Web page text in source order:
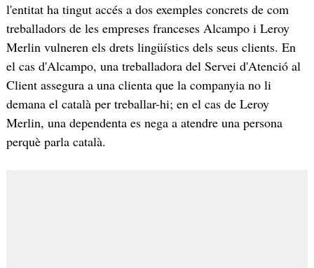
l'entitat ha tingut accés a dos exemples concrets de com
treballadors de les empreses franceses Alcampo i Leroy
Merlin vulneren els drets lingüístics dels seus clients. En
el cas d'Alcampo, una treballadora del Servei d'Atenció al
Client assegura a una clienta que la companyia no li
demana el català per treballar-hi; en el cas de Leroy
Merlin, una dependenta es nega a atendre una persona
perquè parla català.